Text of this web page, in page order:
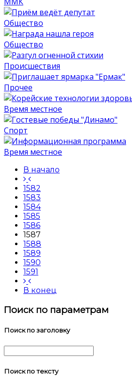
Общество
Общество
Происшествия
Прочее
Время местное
Спорт
Время местное
В начало
1582
1583
1584
1585
1586
1587
1588
1589
1590
1591
В конец
Поиск по параметрам
Поиск по заголовку
Поиск по тексту